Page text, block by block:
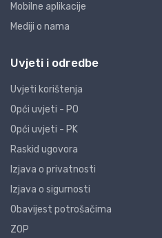
Mobilne aplikacije
Mediji o nama
Uvjeti i odredbe
Uvjeti korištenja
Opći uvjeti - PO
Opći uvjeti - PK
Raskid ugovora
Izjava o privatnosti
Izjava o sigurnosti
Obavijest potrošačima
ZOP